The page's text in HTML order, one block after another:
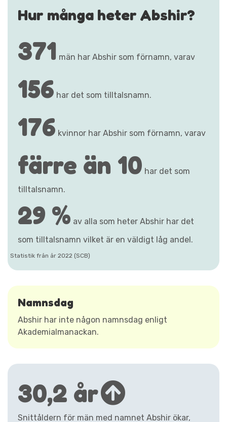
Hur många heter Abshir?
371 män har Abshir som förnamn, varav
156 har det som tilltalsnamn.
176 kvinnor har Abshir som förnamn, varav
färre än 10 har det som
tilltalsnamn.
29 % av alla som heter Abshir har det
som tilltalsnamn vilket är en väldigt låg andel.
Statistik från år 2022 (SCB)
Namnsdag
Abshir har inte någon namnsdag enligt
Akademialmanackan.
30,2 år
Snittåldern för män med namnet Abshir ökar,